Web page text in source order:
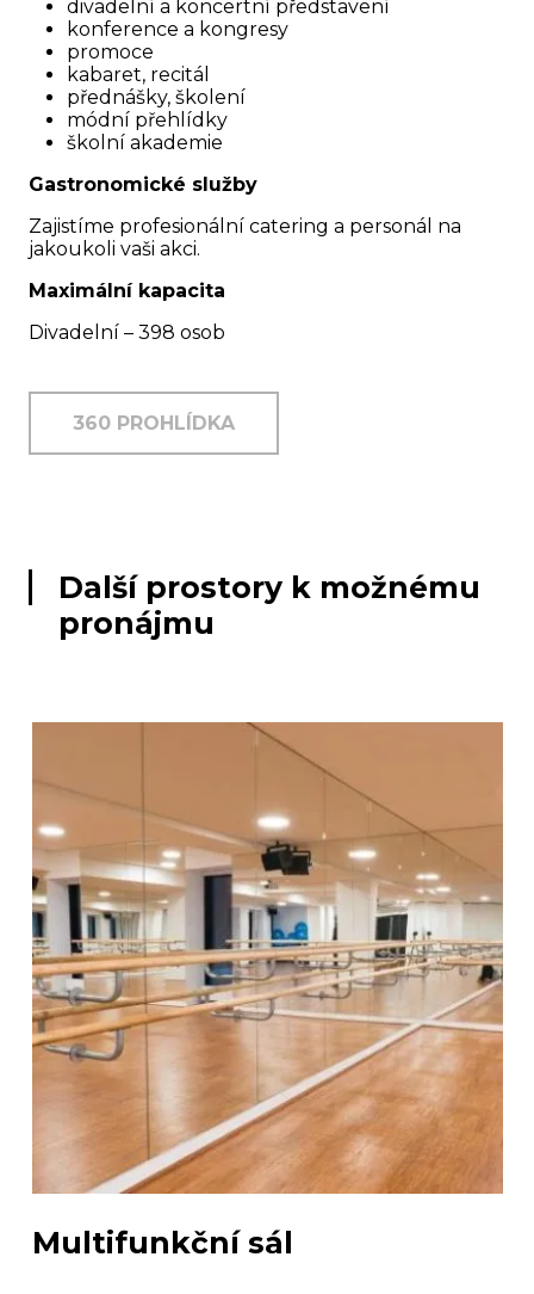
divadelní a koncertní představení
konference a kongresy
promoce
kabaret, recitál
přednášky, školení
módní přehlídky
školní akademie
Gastronomické služby
Zajistíme profesionální catering a personál na
jakoukoli vaši akci.
Maximální kapacita
Divadelní – 398 osob
360 PROHLÍDKA
Další prostory k možnému
pronájmu
Multifunkční sál